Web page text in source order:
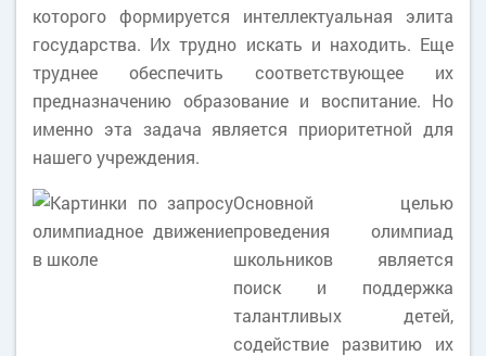
которого формируется интеллектуальная элита
государства. Их трудно искать и находить. Еще
труднее обеспечить соответствующее их
предназначению образование и воспитание. Но
именно эта задача является приоритетной для
нашего учреждения.
Основной целью
проведения олимпиад
школьников является
поиск и поддержка
талантливых детей,
содействие развитию их